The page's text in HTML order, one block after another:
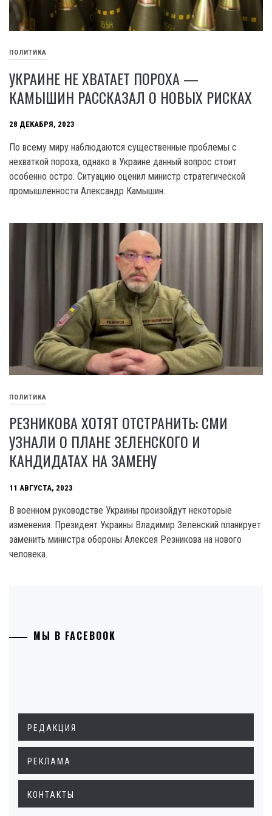
ПОЛИТИКА
УКРАИНЕ НЕ ХВАТАЕТ ПОРОХА —
КАМЫШИН РАССКАЗАЛ О НОВЫХ РИСКАХ
28 ДЕКАБРЯ, 2023
По всему миру наблюдаются существенные проблемы с
нехваткой пороха, однако в Украине данный вопрос стоит
особенно остро. Ситуацию оценил министр стратегической
промышленности Александр Камышин.
ПОЛИТИКА
РЕЗНИКОВА ХОТЯТ ОТСТРАНИТЬ: СМИ
УЗНАЛИ О ПЛАНЕ ЗЕЛЕНСКОГО И
КАНДИДАТАХ НА ЗАМЕНУ
11 АВГУСТА, 2023
В военном руководстве Украины произойдут некоторые
изменения. Президент Украины Владимир Зеленский планирует
заменить министра обороны Алексея Резникова на нового
человека.
МЫ В FACEBOOK
РЕДАКЦИЯ
РЕКЛАМА
КОНТАКТЫ